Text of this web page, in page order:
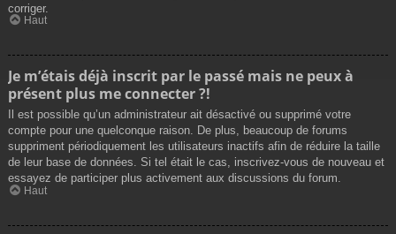
corriger.
Haut
Je m’étais déjà inscrit par le passé mais ne peux à
présent plus me connecter ?!
Il est possible qu’un administrateur ait désactivé ou supprimé votre
compte pour une quelconque raison. De plus, beaucoup de forums
suppriment périodiquement les utilisateurs inactifs afin de réduire la taille
de leur base de données. Si tel était le cas, inscrivez-vous de nouveau et
essayez de participer plus activement aux discussions du forum.
Haut